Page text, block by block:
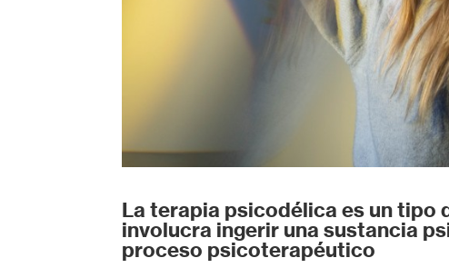
La terapia psicodélica es un
involucra ingerir una sustancia
proceso psicoterapéutico